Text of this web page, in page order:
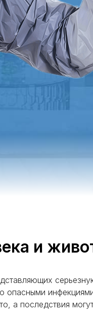
и
а последствия